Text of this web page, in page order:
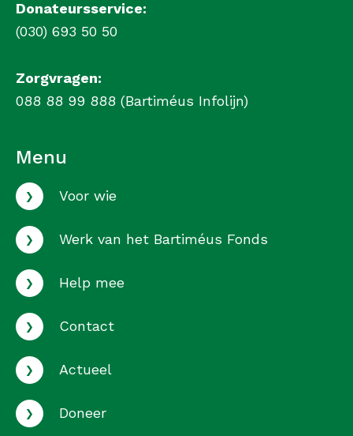
Donateursservice:
(030) 693 50 50
Zorgvragen:
088 88 99 888 (Bartiméus Infolijn)
Menu
› Voor wie
› Werk van het Bartiméus Fonds
› Help mee
› Contact
› Actueel
› Doneer